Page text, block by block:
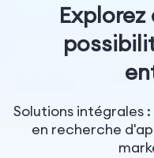
Solutions intégrales
en recherche